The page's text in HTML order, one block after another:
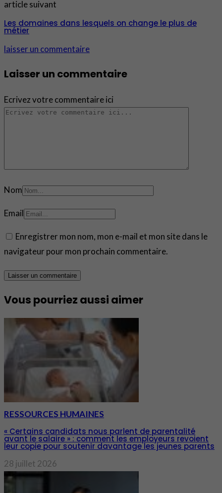
article suivant
Les domaines dans lesquels on change le plus de
métier
laisser un commentaire
Laisser un commentaire
Ecrivez votre commentaire ici
Nom
Email
Enregistrer mon nom, mon e-mail et mon site dans le
navigateur pour mon prochain commentaire.
Vous pourriez aussi aimer
RESSOURCES HUMAINES
« Certains candidats nous parlent de parentalité
avant le salaire » : comment les employeurs revoient
leur copie pour soutenir davantage les jeunes parents
28 juillet 2026